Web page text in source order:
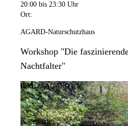
20:00 bis 23:30 Uhr
Ort:
AGARD-Naturschutzhaus
Workshop "Die
Nachtfalter"
Bild: © AGARD e.V.
Kategorie: